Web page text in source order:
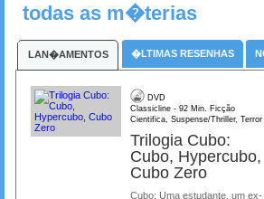
todas as m�terias
LAN�AMENTOS �LTIMAS RESENHAS
DVD
Classicline - 92 Min. Ficção
Cientifica, Suspense/Thriller, Terror
Trilogia Cubo:
Cubo, Hypercubo,
Cubo Zero
Cubo: Uma estudante, um ex-